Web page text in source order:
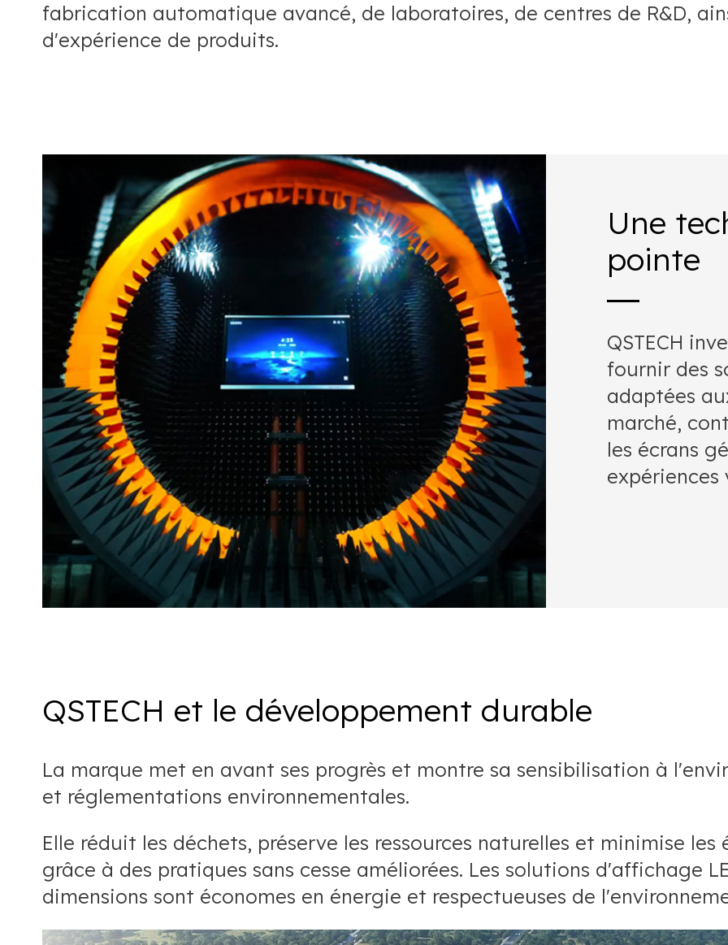
fabrication automatique avancé, de laboratoires, de centres de R&D,
d'expérience de produits.
Une
pointe
QSTECH
fournir des
adaptées
marché,
les écrans
expériences
QSTECH et le développement durable
La marque met en avant ses progrès et montre sa sensibilisation à
et réglementations environnementales.
Elle réduit les déchets, préserve les ressources naturelles et minimise
grâce à des pratiques sans cesse améliorées. Les solutions d'affichage
dimensions sont économes en énergie et respectueuses de